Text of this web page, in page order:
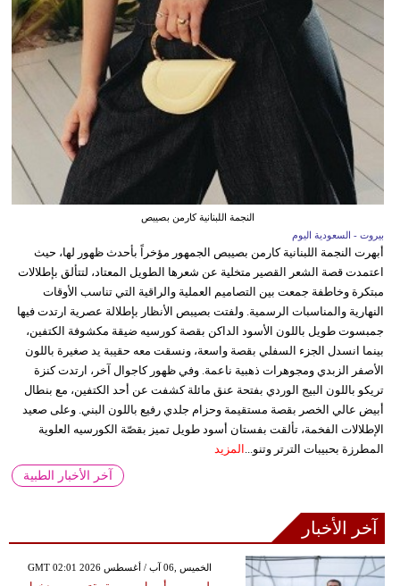
النجمة اللبنانية كارمن بصيبص
بيروت - السعودية اليوم
أبهرت النجمة اللبنانية كارمن بصيبص الجمهور مؤخراً بأحدث ظهور لها، حيث
اعتمدت قصة الشعر القصير متخلية عن شعرها الطويل المعتاد، لتتألق بإطلالات
مبتكرة وخاطفة جمعت بين التصاميم العملية والراقية التي تناسب الأوقات
النهارية والمناسبات الرسمية. ولفتت بصيبص الأنظار بإطلالة عصرية ارتدت فيها
جمبسوت طويل باللون الأسود الداكن بقصة كورسيه ضيقة مكشوفة الكتفين،
بينما انسدل الجزء السفلي بقصة واسعة، ونسقت معه حقيبة يد صغيرة باللون
الأصفر الزبدي ومجوهرات ذهبية ناعمة. وفي ظهور كاجوال آخر، ارتدت كنزة
تريكو باللون البيج الوردي بفتحة عنق مائلة كشفت عن أحد الكتفين، مع بنطال
أبيض عالي الخصر بقصة مستقيمة وحزام جلدي رفيع باللون البني. وعلى صعيد
الإطلالات الفخمة، تألقت بفستان أسود طويل تميز بقصّة الكورسيه العلوية
المطرزة بحبيبات الترتر وتنو... المزيد
آخر الأخبار الطبية
آخر الأخبار
GMT 02:01 2026 الخميس ,06 آب / أغسطس